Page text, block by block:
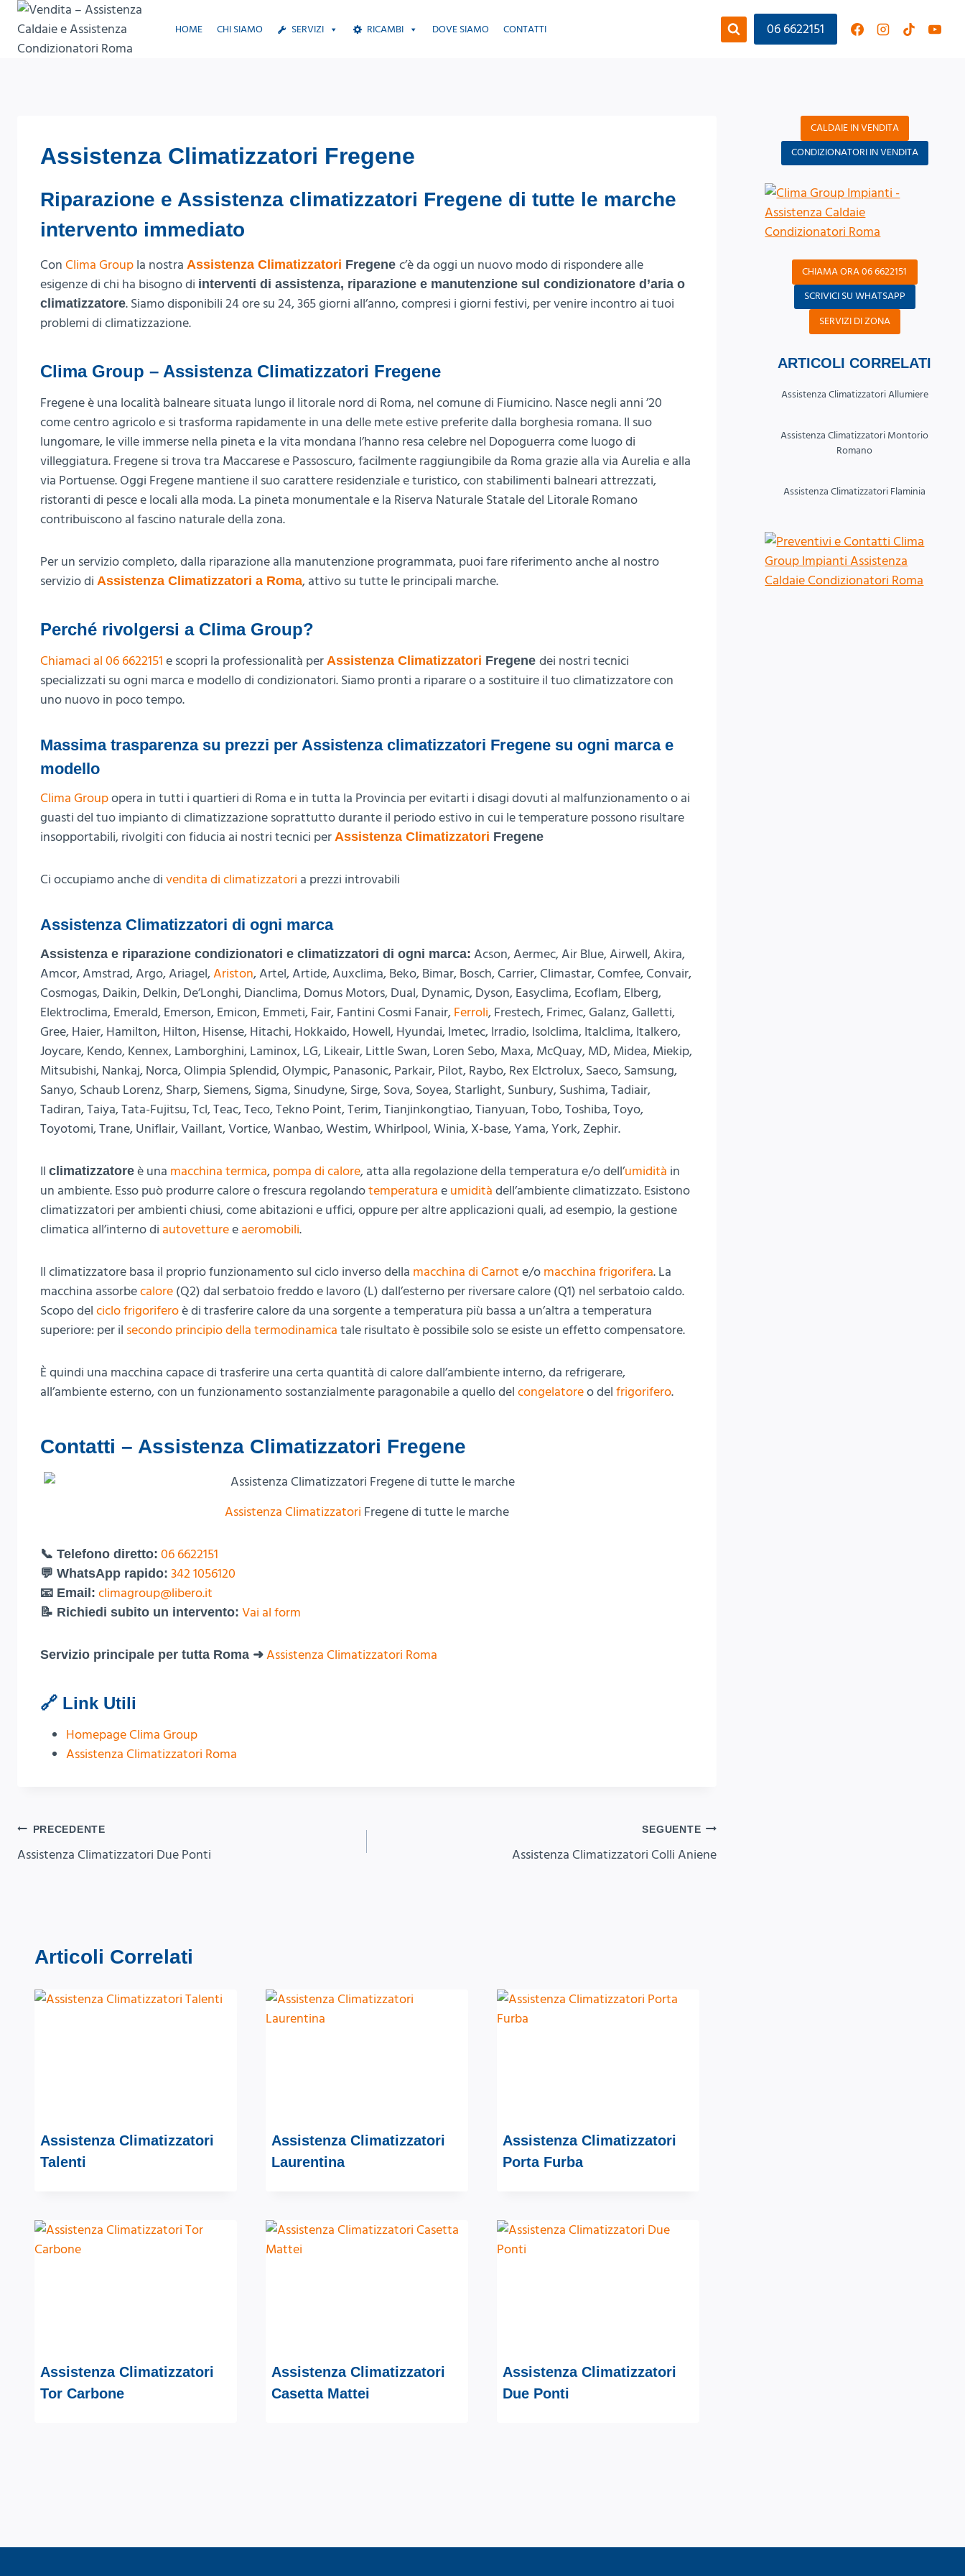
Salta
contenuto
HOME CHI SIAMO SERVIZI RICAMBI DOVE SIAMO CONTATTI 06 6622151
Assistenza Climatizzatori Fregene
Riparazione e Assistenza climatizzatori Fregene di tutte le marche
intervento immediato
Con Clima Group la nostra Assistenza Climatizzatori Fregene c’è da oggi un nuovo modo di rispondere alle
esigenze di chi ha bisogno di interventi di assistenza, riparazione e manutenzione sul condizionatore d’aria o
climatizzatore. Siamo disponibili 24 ore su 24, 365 giorni all’anno, compresi i giorni festivi, per venire incontro ai tuoi
problemi di climatizzazione.
Clima Group – Assistenza Climatizzatori Fregene
Fregene è una località balneare situata lungo il litorale nord di Roma, nel comune di Fiumicino. Nasce negli anni ’20
come centro agricolo e si trasforma rapidamente in una delle mete estive preferite dalla borghesia romana. Il suo
lungomare, le ville immerse nella pineta e la vita mondana l’hanno resa celebre nel Dopoguerra come luogo di
villeggiatura. Fregene si trova tra Maccarese e Passoscuro, facilmente raggiungibile da Roma grazie alla via Aurelia e alla
via Portuense. Oggi Fregene mantiene il suo carattere residenziale e turistico, con stabilimenti balneari attrezzati,
ristoranti di pesce e locali alla moda. La pineta monumentale e la Riserva Naturale Statale del Litorale Romano
contribuiscono al fascino naturale della zona.
Per un servizio completo, dalla riparazione alla manutenzione programmata, puoi fare riferimento anche al nostro
servizio di Assistenza Climatizzatori a Roma, attivo su tutte le principali marche.
Perché rivolgersi a Clima Group?
Chiamaci al 06 6622151 e scopri la professionalità per Assistenza Climatizzatori Fregene dei nostri tecnici
specializzati su ogni marca e modello di condizionatori. Siamo pronti a riparare o a sostituire il tuo climatizzatore con
uno nuovo in poco tempo.
Massima trasparenza su prezzi per Assistenza climatizzatori Fregene su ogni marca e
modello
Clima Groupopera in tutti i quartieri di Roma e in tutta la Provincia per evitarti i disagi dovuti al malfunzionamento o ai
guasti del tuo impianto di climatizzazione soprattutto durante il periodo estivo in cui le temperature possono risultare
insopportabili, rivolgiti con fiducia ai nostri tecnici per Assistenza Climatizzatori Fregene
Ci occupiamo anche di vendita di climatizzatori a prezzi introvabili
Assistenza Climatizzatori di ogni marca
Assistenza e riparazione condizionatori e climatizzatori di ogni marca: Acson, Aermec, Air Blue, Airwell, Akira,
Amcor, Amstrad, Argo, Ariagel,Ariston, Artel, Artide, Auxclima, Beko, Bimar, Bosch, Carrier, Climastar, Comfee, Convair,
Cosmogas, Daikin, Delkin, De’Longhi, Dianclima, Domus Motors, Dual, Dynamic, Dyson, Easyclima, Ecoflam, Elberg,
Elektroclima, Emerald, Emerson, Emicon, Emmeti, Fair, Fantini Cosmi Fanair, Ferroli, Frestech, Frimec, Galanz, Galletti,
Gree, Haier, Hamilton, Hilton, Hisense, Hitachi, Hokkaido, Howell, Hyundai, Imetec, Irradio, Isolclima, Italclima, Italkero,
Joycare, Kendo, Kennex, Lamborghini, Laminox, LG, Likeair, Little Swan, Loren Sebo, Maxa, McQuay, MD, Midea, Miekip,
Mitsubishi, Nankaj, Norca, Olimpia Splendid, Olympic, Panasonic, Parkair, Pilot, Raybo, Rex Elctrolux, Saeco, Samsung,
Sanyo, Schaub Lorenz, Sharp, Siemens, Sigma, Sinudyne, Sirge, Sova, Soyea, Starlight, Sunbury, Sushima, Tadiair,
Tadiran, Taiya, Tata-Fujitsu, Tcl, Teac, Teco, Tekno Point, Terim, Tianjinkongtiao, Tianyuan, Tobo, Toshiba, Toyo,
Toyotomi, Trane, Uniflair, Vaillant, Vortice, Wanbao, Westim, Whirlpool, Winia, X-base, Yama, York, Zephir.
Il climatizzatore è una macchina termica, pompa di calore, atta alla regolazione della temperatura e/o dell’umidità in
un ambiente. Esso può produrre calore o frescura regolandotemperatura e umidità dell’ambiente climatizzato. Esistono
climatizzatori per ambienti chiusi, come abitazioni e uffici, oppure per altre applicazioni quali, ad esempio, la gestione
climatica all’interno di autovettureeaeromobili.
Il climatizzatore basa il proprio funzionamento sul ciclo inverso della macchina di Carnot e/o macchina frigorifera. La
macchina assorbecalore (Q2) dal serbatoio freddo e lavoro (L) dall’esterno per riversare calore (Q1) nel serbatoio caldo.
Scopo del ciclo frigoriferoè di trasferire calore da una sorgente a temperatura più bassa a un’altra a temperatura
superiore: per il secondo principio della termodinamica tale risultato è possibile solo se esiste un effetto compensatore.
È quindi una macchina capace di trasferire una certa quantità di calore dall’ambiente interno, da refrigerare,
all’ambiente esterno, con un funzionamento sostanzialmente paragonabile a quello del congelatoreo del frigorifero.
Contatti – Assistenza Climatizzatori Fregene
Assistenza Climatizzatori Fregene di tutte le marche
📞 Telefono diretto: 06 6622151
💬 WhatsApp rapido: 342 1056120
📧 Email: climagroup@libero.it
📝 Richiedi subito un intervento: Vai al form
Servizio principale per tutta Roma ➜ Assistenza Climatizzatori Roma
🔗 Link Utili
Homepage Clima Group
Assistenza Climatizzatori Roma
Navigazione
articoli
PRECEDENTE
Assistenza Climatizzatori Due Ponti
SEGUENTE
Assistenza Climatizzatori Colli Aniene
Articoli Correlati
Assistenza Climatizzatori
Talenti
Assistenza Climatizzatori
Laurentina
Assistenza Climatizzatori
Porta Furba
Assistenza Climatizzatori
Tor Carbone
Assistenza Climatizzatori
Casetta Mattei
Assistenza Climatizzatori
Due Ponti
CALDAIE IN VENDITA
CONDIZIONATORI IN VENDITA
CHIAMA ORA 06 6622151
SCRIVICI SU WHATSAPP
SERVIZI DI ZONA
ARTICOLI CORRELATI
Assistenza Climatizzatori Allumiere
Assistenza Climatizzatori Montorio
Romano
Assistenza Climatizzatori Flaminia